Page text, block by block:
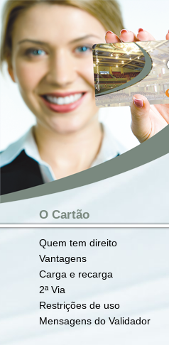
O Cartão
Quem tem direito
Vantagens
Carga e recarga
2ª Via
Restrições de uso
Mensagens do Validador